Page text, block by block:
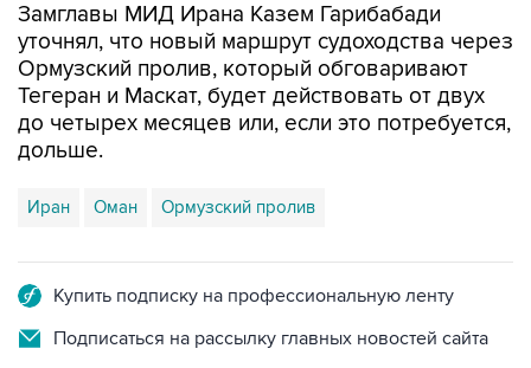
Замглавы МИД Ирана Казем Гарибабади
уточнял, что новый маршрут судоходства через
Ормузский пролив, который обговаривают
Тегеран и Маскат, будет действовать от двух
до четырех месяцев или, если это потребуется,
дольше.
Иран Оман Ормузский пролив
Купить подписку на профессиональную ленту
Подписаться на рассылку главных новостей сайта